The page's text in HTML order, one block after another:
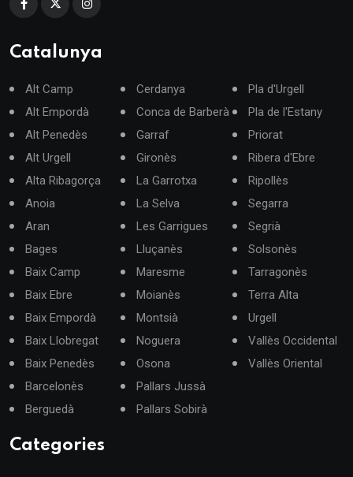
Catalunya
Alt Camp
Alt Empordà
Alt Penedès
Alt Urgell
Alta Ribagorça
Anoia
Aran
Bages
Baix Camp
Baix Ebre
Baix Empordà
Baix Llobregat
Baix Penedès
Barcelonès
Berguedà
Cerdanya
Conca de Barberà
Garraf
Gironès
La Garrotxa
La Selva
Les Garrigues
Lluçanès
Maresme
Moianès
Montsià
Noguera
Osona
Pallars Jussà
Pallars Sobirà
Pla d'Urgell
Pla de l'Estany
Priorat
Ribera d'Ebre
Ripollès
Segarra
Segrià
Solsonès
Tarragonès
Terra Alta
Urgell
Vallès Occidental
Vallès Oriental
Categories